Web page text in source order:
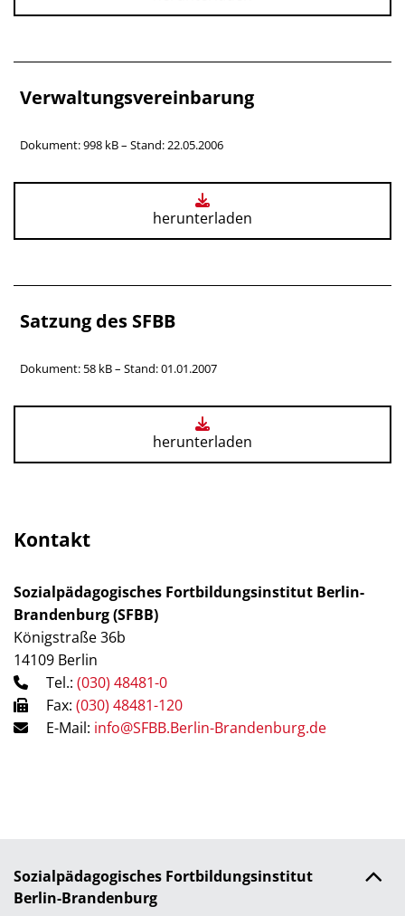
Verwaltungsvereinbarung
Dokument: 998 kB – Stand: 22.05.2006
herunterladen
Satzung des SFBB
Dokument: 58 kB – Stand: 01.01.2007
herunterladen
Kontakt
Sozialpädagogisches Fortbildungsinstitut Berlin-
Brandenburg (SFBB)
Königstraße 36b
14109 Berlin
Tel.: (030) 48481-0
Fax: (030) 48481-120
E-Mail: info@SFBB.Berlin-Brandenburg.de
Sozialpädagogisches Fortbildungsinstitut
Berlin-Brandenburg